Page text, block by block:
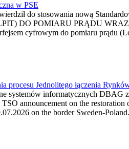
w PSE
do stosowania nową
DO POMIARU PRĄDU
cyfrowym do pomiaru prądu
procesu Jednolitego łączenia
systemów informatycznych DBAG
announcement on the
on the border Sweden-Poland.